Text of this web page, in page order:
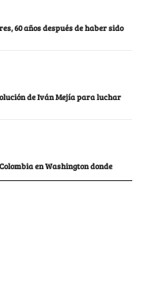
60 años después de haber sido
de Iván Mejía para luchar
en Washington donde